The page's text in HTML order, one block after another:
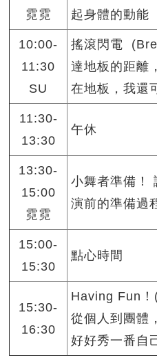
霓霓 起身體的動能
10:00-
11:30
SU
搖滾閃電
達地板的距離
在地板，我還
11:30-
13:30
午休
13:30-
15:00
霓霓
小舞者準備！
演前的準備過
15:00-
15:30
點心時間
15:30-
16:30
Having Fun！
從個人到團體
好好秀一番自